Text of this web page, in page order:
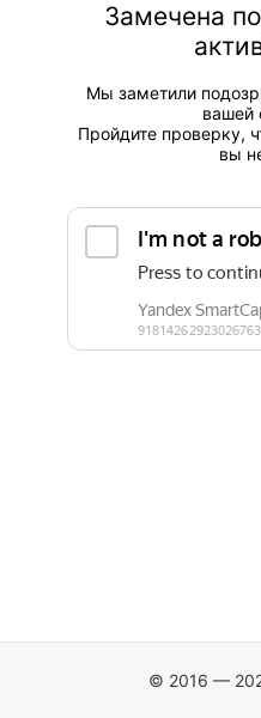
Замечена
Мы заметили
вашей
Пройдите проверку,
вы
© 2016 —